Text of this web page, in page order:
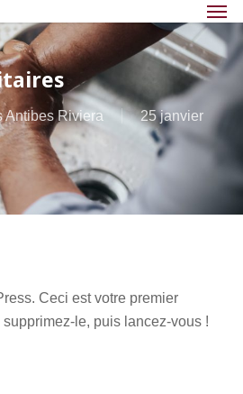
Antibes Riviera
25 janvier
Ceci est votre premier
le, puis lancez-vous !
Menu